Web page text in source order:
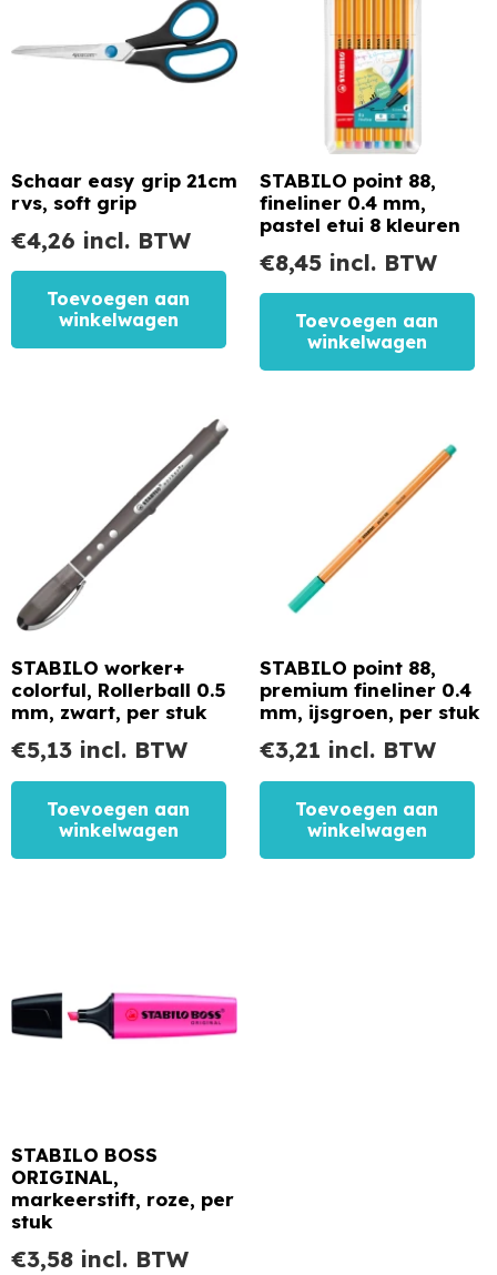
Schaar easy grip 21cm
rvs, soft grip
€4,26 incl. BTW
Toevoegen aan
winkelwagen
STABILO point 88,
fineliner 0.4 mm,
pastel etui 8 kleuren
€8,45 incl. BTW
Toevoegen aan
winkelwagen
STABILO worker+
colorful, Rollerball 0.5
mm, zwart, per stuk
€5,13 incl. BTW
Toevoegen aan
winkelwagen
STABILO point 88,
premium fineliner 0.4
mm, ijsgroen, per stuk
€3,21 incl. BTW
Toevoegen aan
winkelwagen
STABILO BOSS
ORIGINAL,
markeerstift, roze, per
stuk
€3,58 incl. BTW